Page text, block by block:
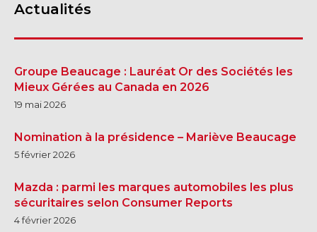
Actualités
Groupe Beaucage : Lauréat Or des Sociétés les
Mieux Gérées au Canada en 2026
19 mai 2026
Nomination à la présidence – Mariève Beaucage
5 février 2026
Mazda : parmi les marques automobiles les plus
sécuritaires selon Consumer Reports
4 février 2026